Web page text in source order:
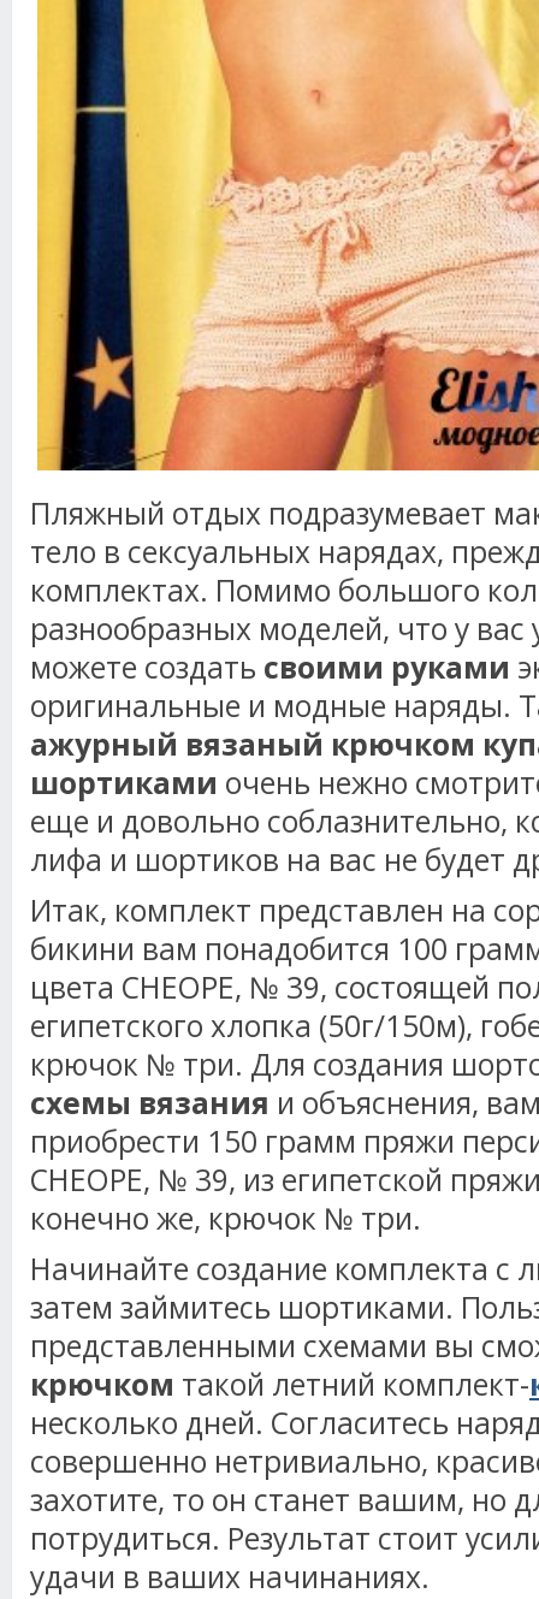
Пляжный отдых подразумевает
тело в сексуальных нарядах,
комплектах. Помимо большого
разнообразных моделей, что у
можете создать своими руками
оригинальные и модные наряды.
ажурный вязаный крючком
шортиками очень нежно
еще и довольно соблазнительно,
лифа и шортиков на вас не будет
Итак, комплект представлен на
бикини вам понадобится 100
цвета CHEOPE, № 39, состоящей
египетского хлопка (50г/150м),
крючок № три. Для создания
схемы вязания и объяснения,
приобрести 150 грамм пряжи
CHEOPE, № 39, из египетской
конечно же, крючок № три.
Начинайте создание комплекта с
затем займитесь шортиками.
представленными схемами вы
крючком такой летний комплект-
несколько дней. Согласитесь
совершенно нетривиально,
захотите, то он станет вашим, но
потрудиться. Результат стоит
удачи в ваших начинаниях.